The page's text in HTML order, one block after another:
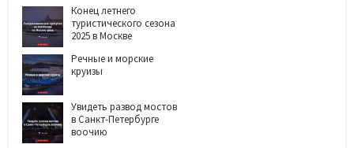
Конец летнего
туристического сезона
2025 в Москве
Речные и морские
круизы
Увидеть развод мостов
в Санкт-Петербурге
воочию